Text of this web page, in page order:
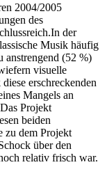
2004/2005
des
der
Musik häufig
(52 %)
visuelle
erschreckenden
Mangels an
Projekt
beiden
zu dem Projekt
über den
relativ frisch war.